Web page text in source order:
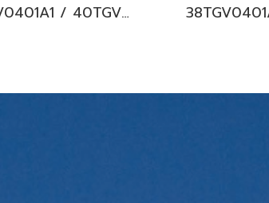
38TGV0401A1 / 40TGV0401UP แอร์แคเรียร์ รุ่นฝังฝ้า 4 ทิศทาง ระบบอินเวอร์เตอร์ Carrier 4-Way Cassette Type Inverter น้ำยา R32 (220V.) พร้อมบริการติดตั้ง